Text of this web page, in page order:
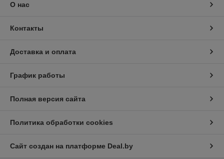
О нас
Контакты
Доставка и оплата
График работы
Полная версия сайта
Политика обработки cookies
Сайт создан на платформе Deal.by